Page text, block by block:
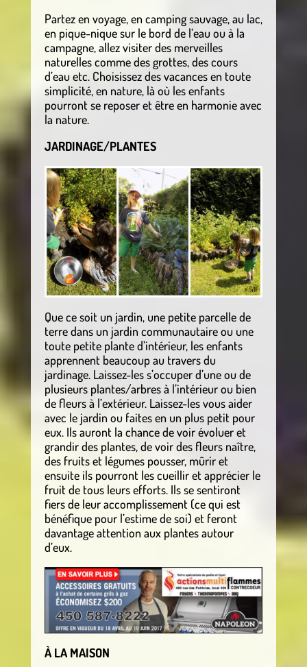
Partez en voyage, en camping sauvage, au lac,
en pique-nique sur le bord de l’eau ou à la
campagne, allez visiter des merveilles
naturelles comme des grottes, des cours
d’eau etc. Choisissez des vacances en toute
simplicité, en nature, là où les enfants
pourront se reposer et être en harmonie avec
la nature.
JARDINAGE/PLANTES
Que ce soit un jardin, une petite parcelle de
terre dans un jardin communautaire ou une
toute petite plante d’intérieur, les enfants
apprennent beaucoup au travers du
jardinage. Laissez-les s’occuper d’une ou de
plusieurs plantes/arbres à l’intérieur ou bien
de fleurs à l’extérieur. Laissez-les vous aider
avec le jardin ou faites en un plus petit pour
eux. Ils auront la chance de voir évoluer et
grandir des plantes, de voir des fleurs naître,
des fruits et légumes pousser, mûrir et
ensuite ils pourront les cueillir et apprécier le
fruit de tous leurs efforts. Ils se sentiront
fiers de leur accomplissement (ce qui est
bénéfique pour l’estime de soi) et feront
davantage attention aux plantes autour
d’eux.
À LA MAISON